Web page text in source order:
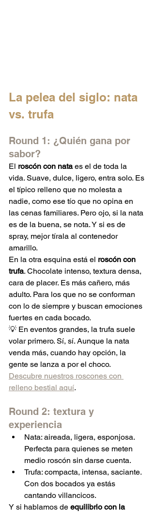
La pelea del siglo: nata
vs. trufa
Round 1: ¿Quién gana por
sabor?
El roscón con nata es el de toda la
vida. Suave, dulce, ligero, entra solo. Es
el típico relleno que no molesta a
nadie, como ese tío que no opina en
las cenas familiares. Pero ojo, si la nata
es de la buena, se nota. Y si es de
spray, mejor tírala al contenedor
amarillo.
En la otra esquina está el roscón con
trufa. Chocolate intenso, textura densa,
cara de placer. Es más cañero, más
adulto. Para los que no se conforman
con lo de siempre y buscan emociones
fuertes en cada bocado.
💡 En eventos grandes, la trufa suele
volar primero. Sí, sí. Aunque la nata
venda más, cuando hay opción, la
gente se lanza a por el choco.
Descubre nuestros roscones con
relleno bestial aquí.
Round 2: textura y
experiencia
Nata: aireada, ligera, esponjosa.
Perfecta para quienes se meten
medio roscón sin darse cuenta.
Trufa: compacta, intensa, saciante.
Con dos bocados ya estás
cantando villancicos.
Y si hablamos de equilibrio con la